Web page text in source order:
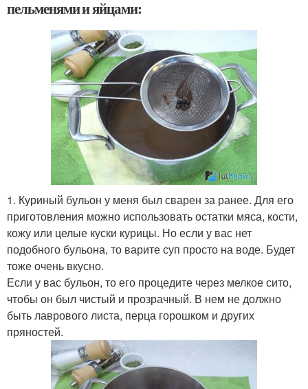
пельменями и яйцами:
1. Куриный бульон у меня был сварен за ранее. Для его
приготовления можно использовать остатки мяса, кости,
кожу или целые куски курицы. Но если у вас нет
подобного бульона, то варите суп просто на воде. Будет
тоже очень вкусно.
Если у вас бульон, то его процедите через мелкое сито,
чтобы он был чистый и прозрачный. В нем не должно
быть лаврового листа, перца горошком и других
пряностей.